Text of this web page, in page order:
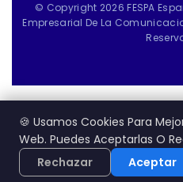
© Copyright 2026 FESPA
Empresarial De La
🍪 Usamos Cookies Para
Web. Puedes Aceptarlas O
Rechazar
Aceptar